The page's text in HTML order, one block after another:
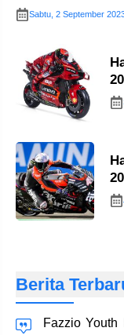
Sabtu, 2 September
Berita
Fazzio